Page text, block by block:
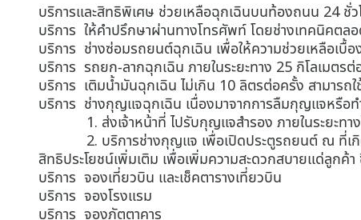
บริการและสิทธิพิเศษ ช่วยเหลือฉุกเฉินบนท้องถนน 24 ชั่ว
บริการ ให้คำปรึกษาผ่านทางโทรศัพท์ โดยช่างเทคนิคตล
บริการ ช่างซ่อมรถยนต์ฉุกเฉิน เพื่อให้ความช่วยเหลือเบื้
บริการ รถยก-ลากฉุกเฉิน ภายในระยะทาง 25 กิโลเมตร
บริการ เติมน้ำมันฉุกเฉิน ไม่เกิน 10 ลิตรต่อครั้ง สามาร
บริการ ช่างกุญแจฉุกเฉิน เนื่องมาจากการลืมกุญแจหรือ
1. ส่งเจ้าหน้าที่ ไปรับกุญแจสำรอง ภายในระยะทางไ
2. บริการช่างกุญแจ เพื่อเปิดประตูรถยนต์ ณ ที่เกิด
สิทธิประโยชน์เพิ่มเติม เพื่อเพิ่มความสะดวกสบายแด่ลูกค้า
บริการ จองเที่ยวบิน และเช็คตารางเที่ยวบิน
บริการ จองโรงแรม
บริการ จองภัตตาคาร